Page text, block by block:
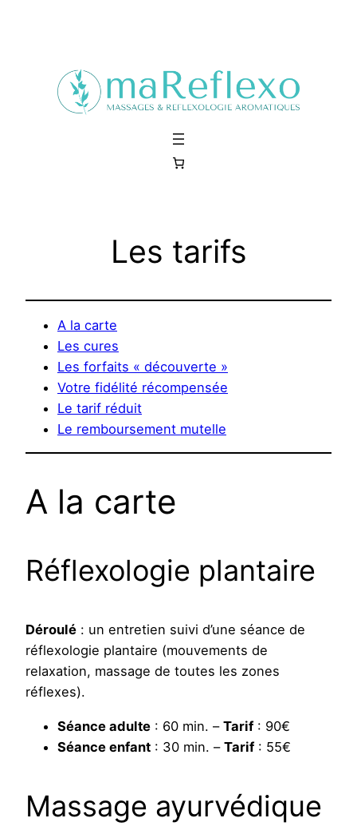
Les tarifs
A la carte
Les cures
Les forfaits « découverte »
Votre fidélité récompensée
Le tarif réduit
Le remboursement mutelle
A la carte
Réflexologie plantaire
Déroulé : un entretien suivi d’une séance de
réflexologie plantaire (mouvements de
relaxation, massage de toutes les zones
réflexes).
Séance adulte : 60 min. – Tarif : 90€
Séance enfant : 30 min. – Tarif : 55€
Massage ayurvédique